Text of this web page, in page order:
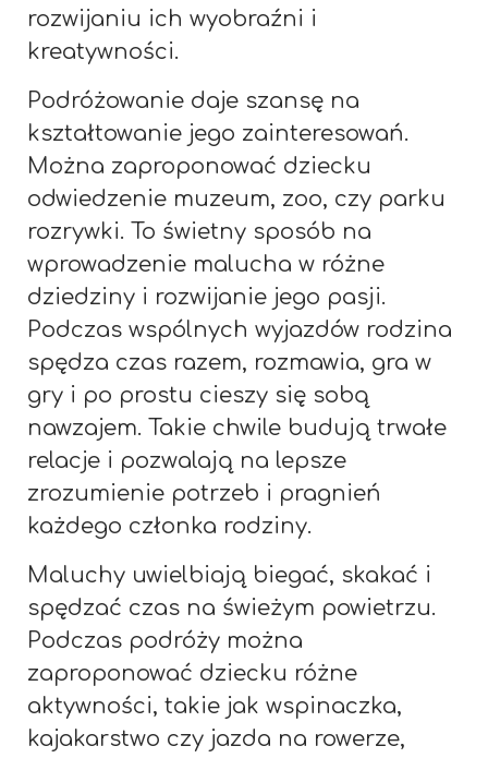
rozwijaniu ich wyobraźni i
kreatywności.
Podróżowanie daje szansę na
kształtowanie jego zainteresowań.
Można zaproponować dziecku
odwiedzenie muzeum, zoo, czy parku
rozrywki. To świetny sposób na
wprowadzenie malucha w różne
dziedziny i rozwijanie jego pasji.
Podczas wspólnych wyjazdów rodzina
spędza czas razem, rozmawia, gra w
gry i po prostu cieszy się sobą
nawzajem. Takie chwile budują trwałe
relacje i pozwalają na lepsze
zrozumienie potrzeb i pragnień
każdego członka rodziny.
Maluchy uwielbiają biegać, skakać i
spędzać czas na świeżym powietrzu.
Podczas podróży można
zaproponować dziecku różne
aktywności, takie jak wspinaczka,
kajakarstwo czy jazda na rowerze,